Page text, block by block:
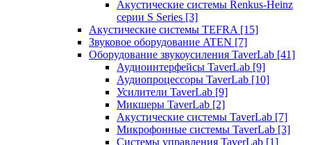
Акустические системы Renkus-Heinz
серии S Series [3]
Акустические системы TEFRA [15]
Звуковое оборудование ATEN [7]
Оборудование звукоусиления TaverLab [41]
Аудиоинтерфейсы TaverLab [9]
Аудиопроцессоры TaverLab [10]
Усилители TaverLab [9]
Микшеры TaverLab [2]
Акустические системы TaverLab [7]
Микрофонные системы TaverLab [3]
Системы управления TaverLab [1]